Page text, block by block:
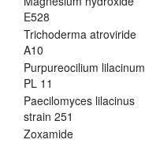
E528
Trichoderma atroviride
A10
Purpureocilium lilacinum
PL 11
Paecilomyces lilacinus
strain 251
Zoxamide